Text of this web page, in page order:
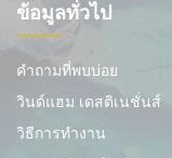
ข้อมูลทั่วไป
คำถามที่พบบ่อย
วินด์แฮม เดสติเนชั่นส์
วิธีการทำงาน